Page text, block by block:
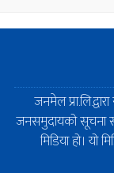
जनमेल
जनसमुदायको सूचना
मिडिया हो। यो